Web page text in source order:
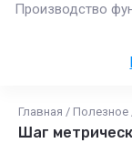
Производство
Главная / Полезное
Шаг